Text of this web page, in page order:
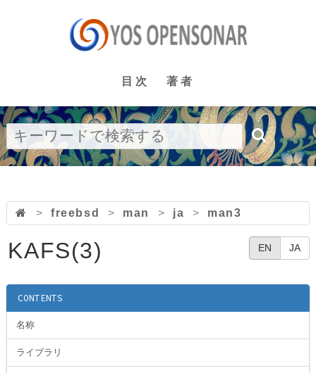
目次 著者
> freebsd > man > ja > man3
EN JA
KAFS(3)
CONTENTS
名称
ライブラリ